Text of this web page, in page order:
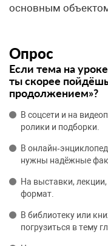
основным
Опрос
Если тема на
ты скорее
продолжением»?
В соцсети и на
ролики и подборки.
В
нужны надёжные
На выставки,
формат.
В библиотеку или
погрузиться в тему